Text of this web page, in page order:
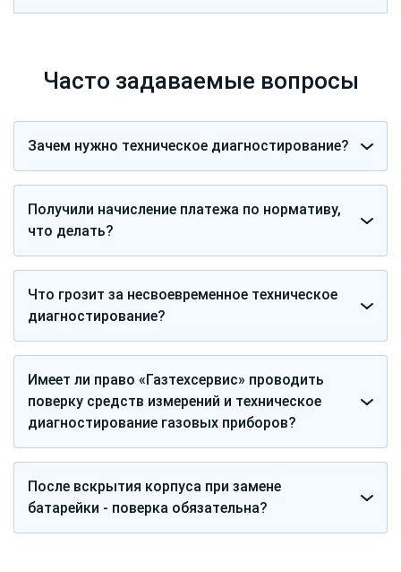
Часто задаваемые вопросы
Зачем нужно техническое диагностирование?
Получили начисление платежа по нормативу,
что делать?
Что грозит за несвоевременное техническое
диагностирование?
Имеет ли право «Газтехсервис» проводить
поверку средств измерений и техническое
диагностирование газовых приборов?
После вскрытия корпуса при замене
батарейки - поверка обязательна?